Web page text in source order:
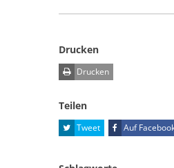
Drucken
Drucken
Teilen
Tweet Auf